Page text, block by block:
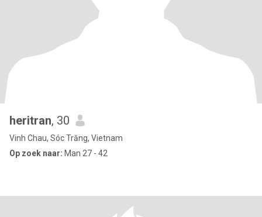
heritran, 30
Vinh Chau, Sóc Trăng, Vietnam
Op zoek naar: Man 27 - 42